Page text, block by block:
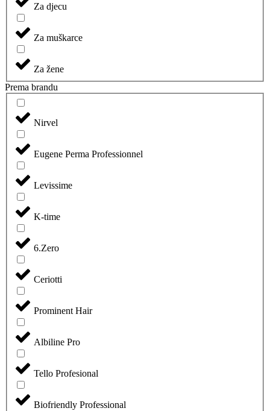
Za djecu
Za muškarce
Za žene
Prema brandu
Nirvel
Eugene Perma Professionnel
Levissime
K-time
6.Zero
Ceriotti
Prominent Hair
Albiline Pro
Tello Profesional
Biofriendly Professional